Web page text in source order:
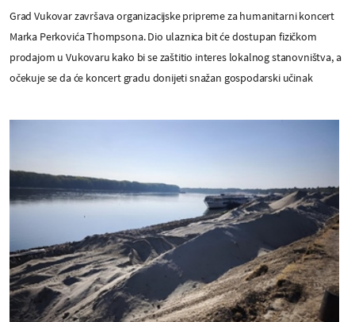
Grad Vukovar završava organizacijske pripreme za humanitarni koncert
Marka Perkovića Thompsona. Dio ulaznica bit će dostupan fizičkom
prodajom u Vukovaru kako bi se zaštitio interes lokalnog stanovništva, a
očekuje se da će koncert gradu donijeti snažan gospodarski učinak